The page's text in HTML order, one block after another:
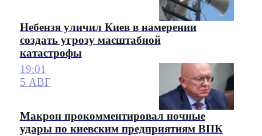
Небензя уличил Киев в намерении
создать угрозу масштабной
катастрофы
19:01
5 АВГ
Макрон прокомментировал ночные
удары по киевским предприятиям ВПК